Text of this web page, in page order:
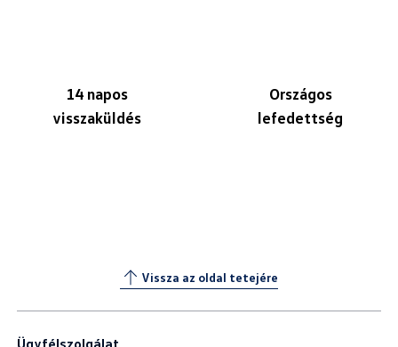
14 napos
visszaküldés
Országos
lefedettség
Vissza az oldal tetejére
Ügyfélszolgálat